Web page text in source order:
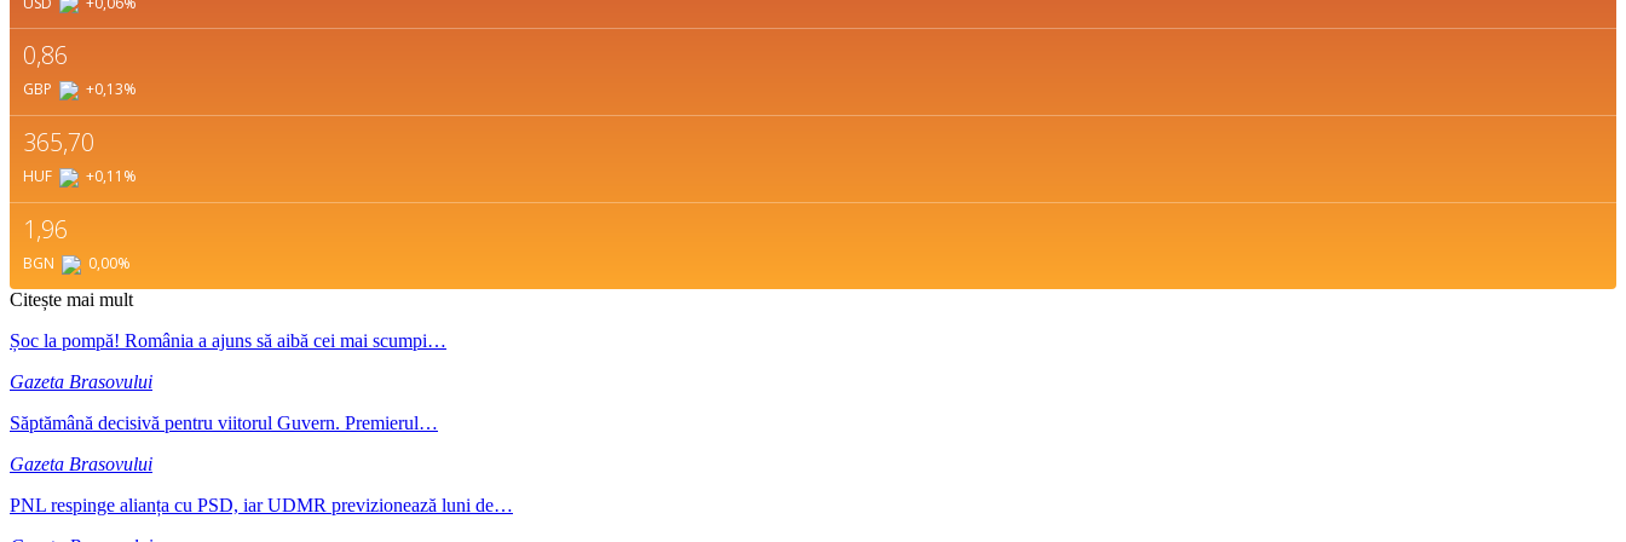
0,86
GBP +0,13%
365,70
HUF +0,11 %
1,96
BGN 0,00%
Citește mai mult
Șoc la pompă! România a ajuns să aibă cei mai scumpi…
Gazeta Brasovului
Săptămână decisivă pentru viitorul Guvern. Premierul…
Gazeta Brasovului
PNL respinge alianța cu PSD, iar UDMR previzionează luni de…